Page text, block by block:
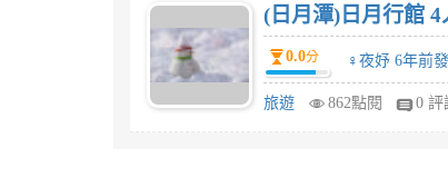
(日月潭)日月行館
0.0分 ♀夜妤 6年前
旅遊 862點閱 0 評